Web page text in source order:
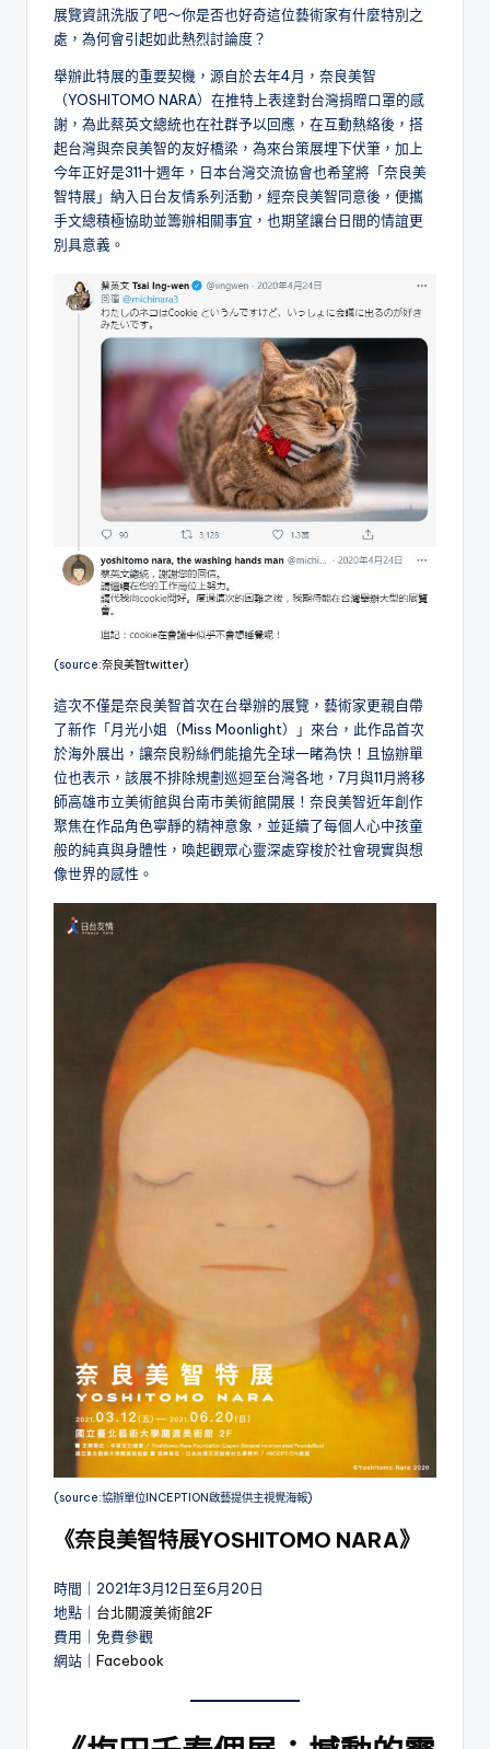
展覽資訊洗版了吧～你是否也好奇這位藝術家有什麼特別之
處，為何會引起如此熱烈討論度？
舉辦此特展的重要契機，源自於去年4月，奈良美智
（YOSHITOMO NARA）在推特上表達對台灣捐贈口罩的感
謝，為此蔡英文總統也在社群予以回應，在互動熱絡後，搭
起台灣與奈良美智的友好橋梁，為來台策展埋下伏筆，加上
今年正好是311十週年，日本台灣交流協會也希望將「奈良美
智特展」納入日台友情系列活動，經奈良美智同意後，便攜
手文總積極協助並籌辦相關事宜，也期望讓台日間的情誼更
別具意義。
(source:奈良美智twitter)
這次不僅是奈良美智首次在台舉辦的展覽，藝術家更親自帶
了新作「月光小姐（Miss Moonlight）」來台，此作品首次
於海外展出，讓奈良粉絲們能搶先全球一睹為快！且協辦單
位也表示，該展不排除規劃巡迴至台灣各地，7月與11月將移
師高雄市立美術館與台南市美術館開展！奈良美智近年創作
聚焦在作品角色寧靜的精神意象，並延續了每個人心中孩童
般的純真與身體性，喚起觀眾心靈深處穿梭於社會現實與想
像世界的感性。
(source:協辦單位INCEPTION啟藝提供主視覺海報)
《奈良美智特展YOSHITOMO NARA》
時間｜2021年3月12日至6月20日
地點｜ 台北關渡美術館2F
費用｜免費參觀
網站｜ Facebook